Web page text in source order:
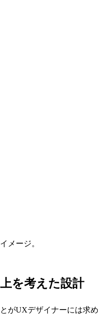
メージ。
を考えた設計
がUXデザイナーには求め